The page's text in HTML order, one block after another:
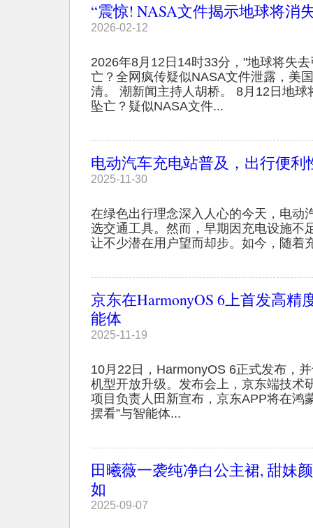
“震惊! NASA文件揭示地球将消
2026-02-12
2026年8月12日14时33分，"地球将失
亡？全网疯传疑似NASA文件泄露，美
清。 潮新闻主持人胡桥。 8月12日地球
坠亡？疑似NASA文件...
电动汽车充电站普及，出行便利
2025-11-30
在绿色出行理念深入人心的今天，电动
选交通工具。然而，早期因充电设施不
让不少潜在用户望而却步。如今，随着
京东在HarmonyOS 6上首发高精
能体
2025-11-19
10月22日，HarmonyOS 6正式发布，
机型开放升级。发布会上，京东端技术
项目负责人田新宣布，京东APP将在鸿
摆看”与智能体...
田曦薇一袭纯净白公主裙, 甜妹
如
2025-09-07